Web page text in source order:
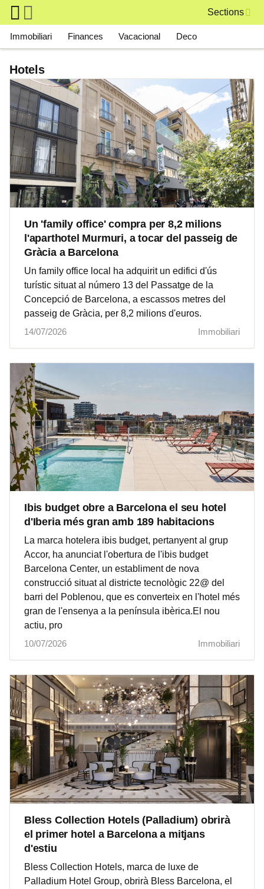
Skip to main content
Sections
Main navigation
Immobiliari Finances Vacacional Deco
Hotels
Un 'family office' compra per 8,2 milions
l'aparthotel Murmuri, a tocar del passeig de
Gràcia a Barcelona
Un family office local ha adquirit un edifici d'ús
turístic situat al número 13 del Passatge de la
Concepció de Barcelona, a escassos metres del
passeig de Gràcia, per 8,2 milions d'euros.
14/07/2026
Immobiliari
Ibis budget obre a Barcelona el seu hotel
d'Iberia més gran amb 189 habitacions
La marca hotelera ibis budget, pertanyent al grup
Accor, ha anunciat l'obertura de l'ibis budget
Barcelona Center, un establiment de nova
construcció situat al districte tecnològic 22@ del
barri del Poblenou, que es converteix en l'hotel més
gran de l'ensenya a la península ibèrica.El nou
actiu, pro
10/07/2026
Immobiliari
Bless Collection Hotels (Palladium) obrirà
el primer hotel a Barcelona a mitjans
d'estiu
Bless Collection Hotels, marca de luxe de
Palladium Hotel Group, obrirà Bless Barcelona, el